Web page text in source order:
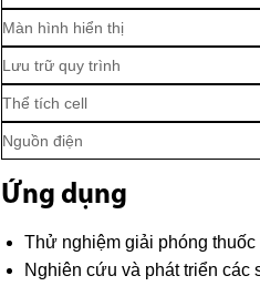
Màn hình hiển thị
Lưu trữ quy trình
Thể tích cell
Nguồn điện
Ứng dụng
Thử nghiệm giải phóng
Nghiên cứu và phát triển các